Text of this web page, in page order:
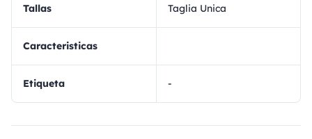
Tallas Taglia Unica
Caracteristicas
Etiqueta -